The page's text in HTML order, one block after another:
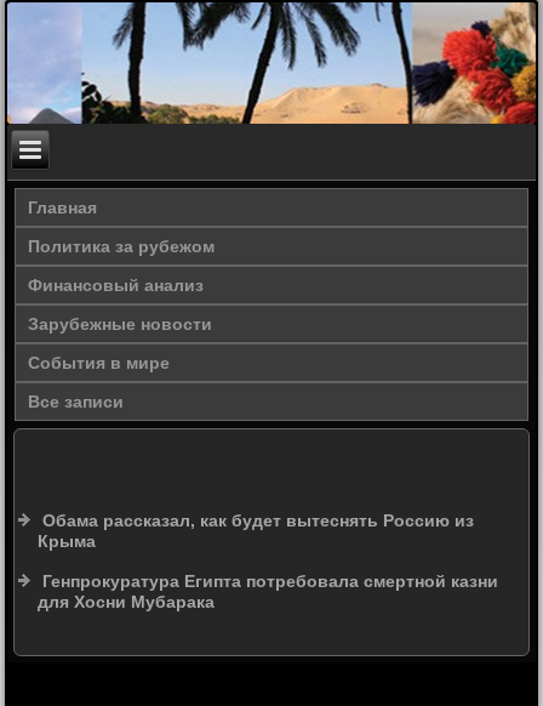
Главная
Политика за рубежом
Финансовый анализ
Зарубежные новости
События в мире
Все записи
Обама рассказал, как будет вытеснять Россию из
Крыма
Генпрокуратура Египта потребовала смертной казни
для Хосни Мубарака